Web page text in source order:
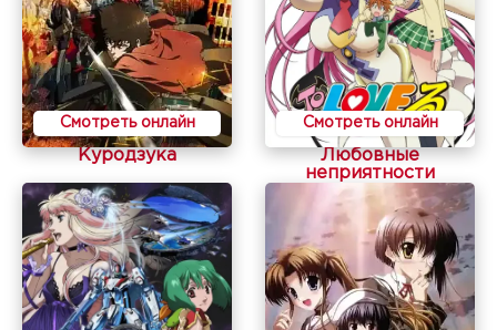
Смотреть онлайн
Куродзука
Смотреть онлайн
Любовные
неприятности